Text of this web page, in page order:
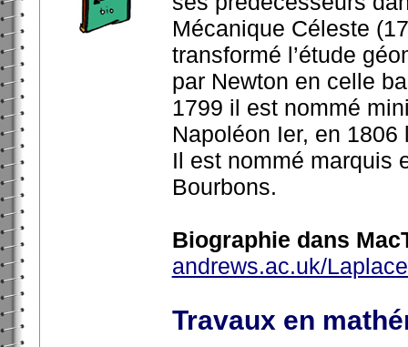
Mécanique Céleste
transformé l’étude
par Newton en celle
1799 il est nommé
Napoléon Ier, en 1806
Il est nommé marquis
Bourbons.
Biographie dans
andrews.ac.uk/
Travaux en